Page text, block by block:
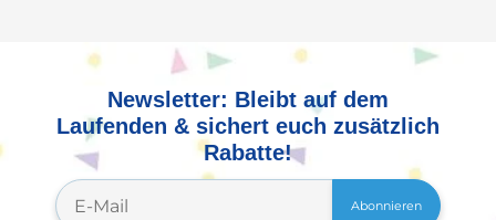
Newsletter: Bleibt auf dem
Laufenden & sichert euch zusätzlich
Rabatte!
Abonnieren